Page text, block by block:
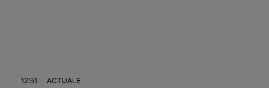
12:51 ACTUALE